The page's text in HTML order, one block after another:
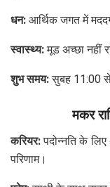
धन: आर्थिक जगत में
स्वास्थ्य:मूड अच्छा नहीं
शुभ समय:सुबह 11:00
मकर
करियर:पदोन्नति के
परिणाम।